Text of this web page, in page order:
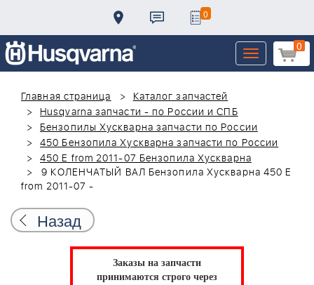
0
0
Toggle
navigation
Главная страница
Каталог запчастей
Husqvarna запчасти - по России и СПБ
Бензопилы Хускварна запчасти по России
450 Бензопила Хускварна запчасти по России
450 E from 2011-07 Бензопила Хускварна
9 КОЛЕНЧАТЫЙ ВАЛ Бензопила Хускварна 450 E
from 2011-07 -
Назад
Заказы на запчасти
принимаются строго через